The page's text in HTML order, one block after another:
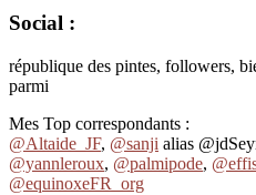
Social :
république des pintes, followers,
parmi
Mes Top correspondants :
@Altaide_JF, @sanji alias
@yannleroux, @palmipode,
@equinoxeFR_org